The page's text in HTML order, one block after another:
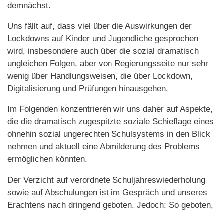
demnächst.
Uns fällt auf, dass viel über die Auswirkungen der
Lockdowns auf Kinder und Jugendliche gesprochen
wird, insbesondere auch über die sozial dramatisch
ungleichen Folgen, aber von Regierungsseite nur sehr
wenig über Handlungsweisen, die über Lockdown,
Digitalisierung und Prüfungen hinausgehen.
Im Folgenden konzentrieren wir uns daher auf Aspekte,
die die dramatisch zugespitzte soziale Schieflage eines
ohnehin sozial ungerechten Schulsystems in den Blick
nehmen und aktuell eine Abmilderung des Problems
ermöglichen könnten.
Der Verzicht auf verordnete Schuljahreswiederholung
sowie auf Abschulungen ist im Gespräch und unseres
Erachtens nach dringend geboten. Jedoch: So geboten,